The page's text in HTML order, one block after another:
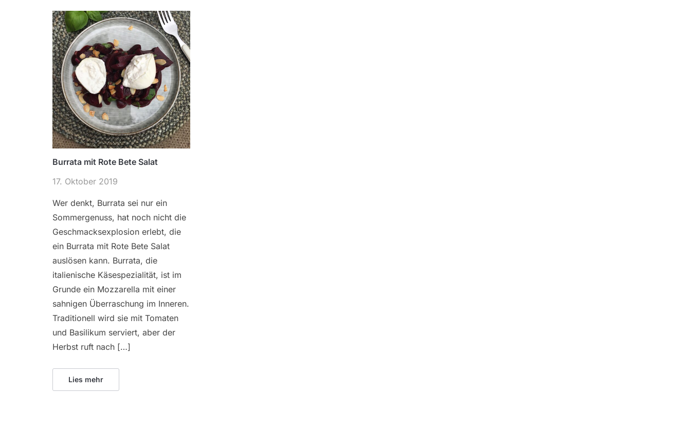
Burrata mit Rote Bete Salat
17. Oktober 2019
Wer denkt, Burrata sei nur ein
Sommergenuss, hat noch nicht die
Geschmacksexplosion erlebt, die
ein Burrata mit Rote Bete Salat
auslösen kann. Burrata, die
italienische Käsespezialität, ist im
Grunde ein Mozzarella mit einer
sahnigen Überraschung im Inneren.
Traditionell wird sie mit Tomaten
und Basilikum serviert, aber der
Herbst ruft nach […]
Lies mehr